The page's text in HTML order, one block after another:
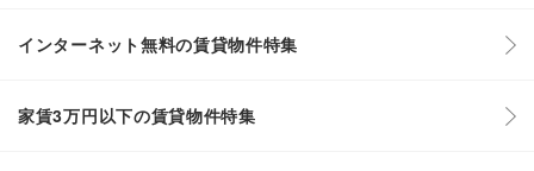
インターネット無料の賃貸物件特集
家賃3万円以下の賃貸物件特集